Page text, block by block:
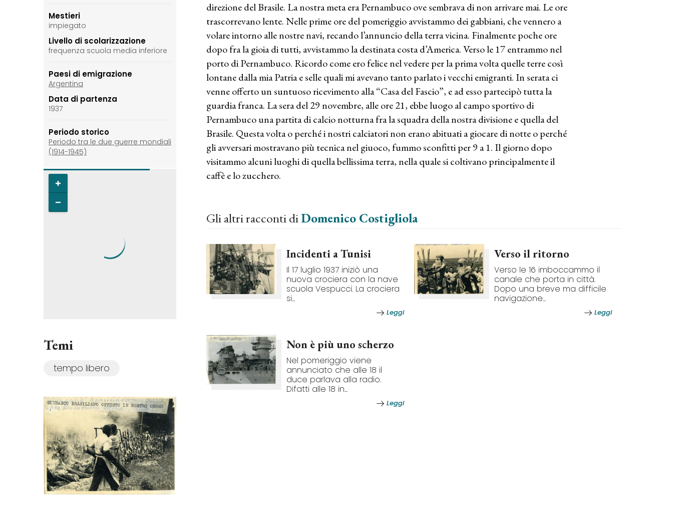
Mestieri
impiegato
Livello di scolarizzazione
frequenza scuola media inferiore
Paesi di emigrazione
Argentina
Data di partenza
1937
Periodo storico
Periodo tra le due guerre mondiali
(1914-1945)
Temi
tempo libero
direzione del Brasile. La nostra meta era Pernambuco ove sembrava di non arrivare mai. Le ore
trascorrevano lente. Nelle prime ore del pomeriggio avvistammo dei gabbiani, che vennero a
volare intorno alle nostre navi, recando l’annuncio della terra vicina. Finalmente poche ore
dopo fra la gioia di tutti, avvistammo la destinata costa d’America. Verso le 17 entrammo nel
porto di Pernambuco. Ricordo come ero felice nel vedere per la prima volta quelle terre così
lontane dalla mia Patria e selle quali mi avevano tanto parlato i vecchi emigranti. In serata ci
venne offerto un suntuoso ricevimento alla “Casa del Fascio”, e ad esso partecipò tutta la
guardia franca. La sera del 29 novembre, alle ore 21, ebbe luogo al campo sportivo di
Pernambuco una partita di calcio notturna fra la squadra della nostra divisione e quella del
Brasile. Questa volta o perché i nostri calciatori non erano abituati a giocare di notte o perché
gli avversari mostravano più tecnica nel giuoco, fummo sconfitti per 9 a 1. Il giorno dopo
visitammo alcuni luoghi di quella bellissima terra, nella quale si coltivano principalmente il
caffè e lo zucchero.
Gli altri racconti diDomenico Costigliola
Incidenti a Tunisi
Il 17 luglio 1937 iniziò una
nuova crociera con la nave
scuola Vespucci. La crociera
si...
Leggi
Verso il ritorno
Verso le 16 imboccammo il
canale che porta in città.
Dopo una breve ma difficile
navigazione...
Leggi
Non è più uno scherzo
Nel pomeriggio viene
annunciato che alle 18 il
duce parlava alla radio.
Difatti alle 18 in...
Leggi